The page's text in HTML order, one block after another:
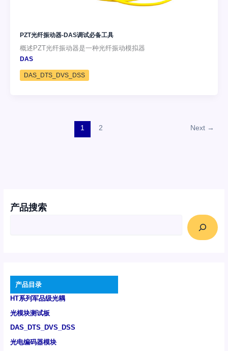
产品搜索
产品目录
HT系列军品级光耦
光模块测试板
DAS_DTS_DVS_DSS
光电编码器模块
PZT光纤振动器-DAS调试必备工具
概述PZT光纤振动器是一种光纤振动模拟器
DAS
DAS_DTS_DVS_DSS
1 2 Next →